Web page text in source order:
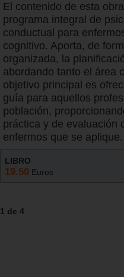
El contenido de esta
programa integral de
conductual para
cognitivo. Aporta, de
organizada, la
abordando tanto el área
objetivo principal es
guía para aquellos
población,
práctica y de evaluación
enfermos que se aplique.
LIBRO
19.50 Euros
1 de 4